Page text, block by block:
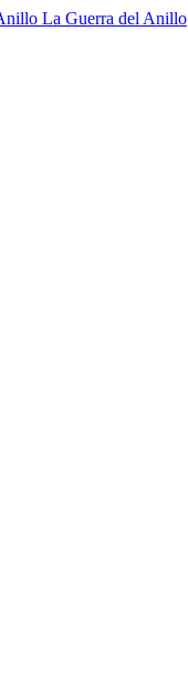
La Guerra del Anillo